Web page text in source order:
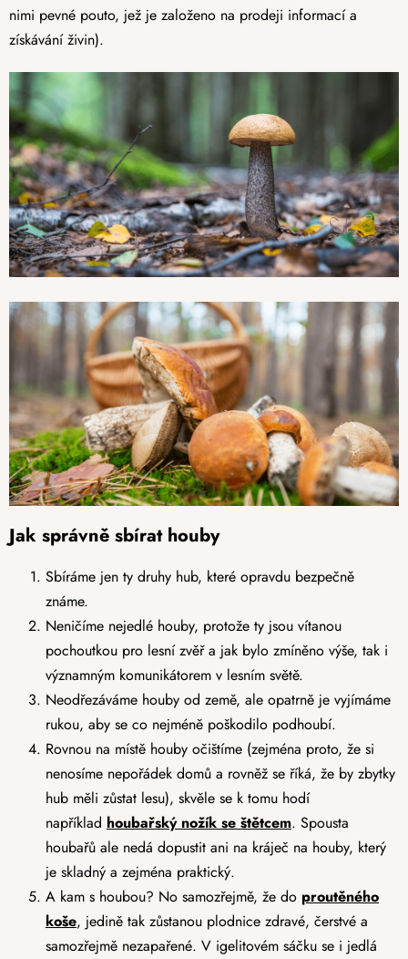
nimi pevné pouto, jež je založeno na prodeji informací a
získávání živin).
Jak správně sbírat houby
Sbíráme jen ty druhy hub, které opravdu bezpečně
známe.
Neničíme nejedlé houby, protože ty jsou vítanou
pochoutkou pro lesní zvěř a jak bylo zmíněno výše, tak i
významným komunikátorem v lesním světě.
Neodřezáváme houby od země, ale opatrně je vyjímáme
rukou, aby se co nejméně poškodilo podhoubí.
Rovnou na místě houby očištíme (zejména proto, že si
nenosíme nepořádek domů a rovněž se říká, že by zbytky
hub měli zůstat lesu), skvěle se k tomu hodí
například houbařský nožík se štětcem. Spousta
houbařů ale nedá dopustit ani na kráječ na houby, který
je skladný a zejména praktický.
A kam s houbou? No samozřejmě, že do proutěného
koše, jedině tak zůstanou plodnice zdravé, čerstvé a
samozřejmě nezapařené. V igelitovém sáčku se i jedlá